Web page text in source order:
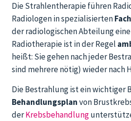
Die Strahlentherapie führen
Radiologen in spezialisierten
der radiologischen Abteilung
Radiotherapie ist in der Regel
heißt: Sie gehen nach jeder
sind mehrere nötig) wieder nach
Die Bestrahlung ist ein wichtiger
Behandlungsplanvon
derKrebsbehandlung